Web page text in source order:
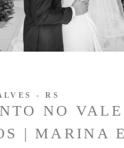
NO VALE
| MARINA
- RS